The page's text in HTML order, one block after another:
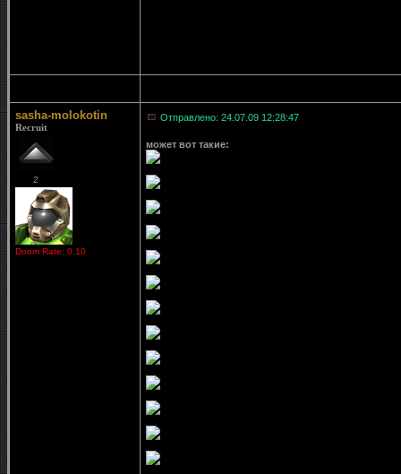
sasha-molokotin
Recruit
2
Doom Rate: 0.10
Отправлено: 24.07.09 12:28:47
может вот такие: